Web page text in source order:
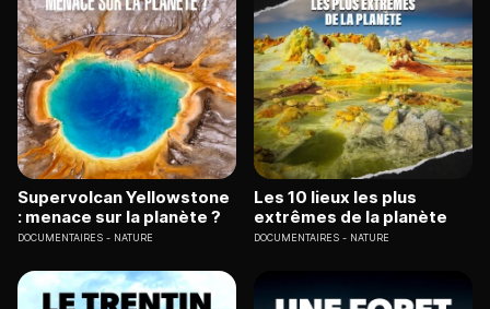
Supervolcan Yellowstone
: menace sur la planète ?
DOCUMENTAIRES NATURE
Les 10 lieux les plus
extrêmes de la planète
DOCUMENTAIRES NATURE